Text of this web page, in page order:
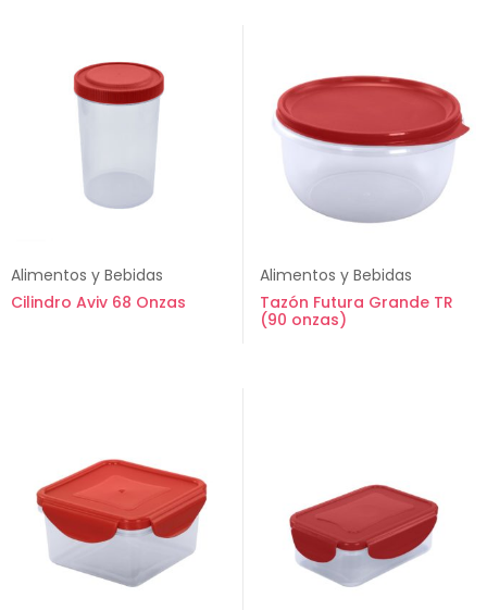
Alimentos y Bebidas
Cilindro Aviv 68 Onzas
Alimentos y Bebidas
Tazón Futura Grande TR
(90 onzas)